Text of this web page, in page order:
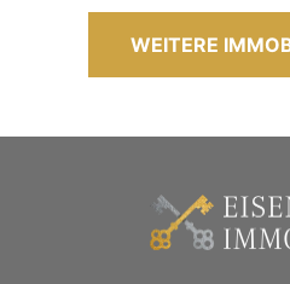
WEITERE